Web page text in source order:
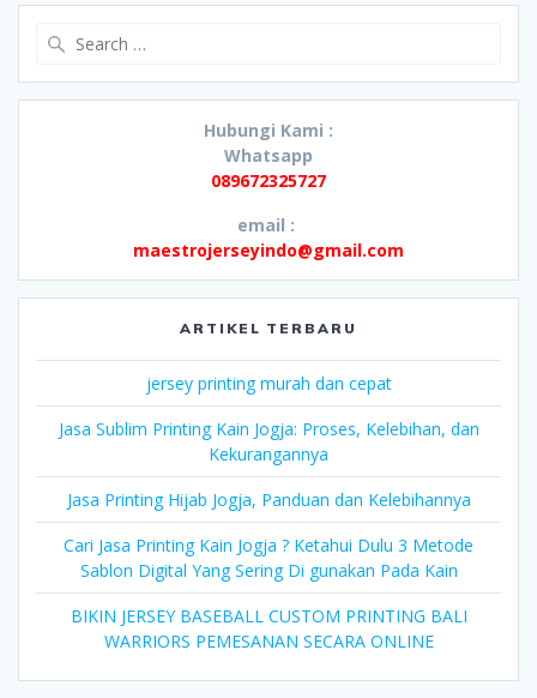
Hubungi Kami :
Whatsapp
089672325727
email :
maestrojerseyindo@gmail.com
ARTIKEL TERBARU
jersey printing murah dan cepat
Jasa Sublim Printing Kain Jogja: Proses, Kelebihan, dan
Kekurangannya
Jasa Printing Hijab Jogja, Panduan dan Kelebihannya
Cari Jasa Printing Kain Jogja ? Ketahui Dulu 3 Metode
Sablon Digital Yang Sering Di gunakan Pada Kain
BIKIN JERSEY BASEBALL CUSTOM PRINTING BALI
WARRIORS PEMESANAN SECARA ONLINE